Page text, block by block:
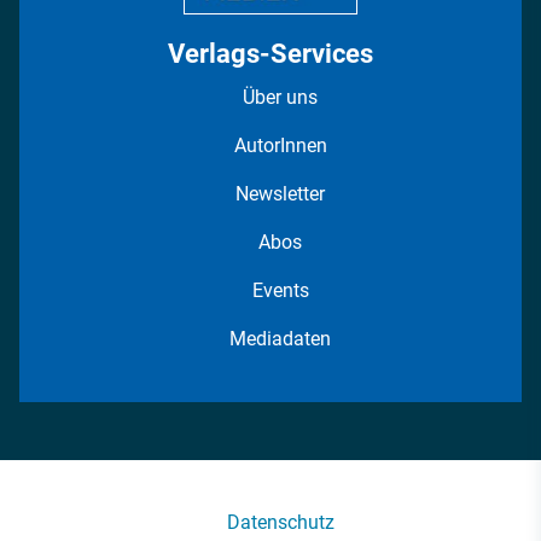
Verlags-Services
Über uns
AutorInnen
Newsletter
Abos
Events
Mediadaten
Datenschutz